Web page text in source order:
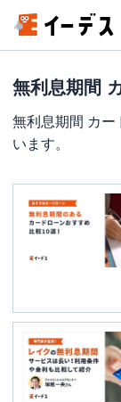
無利息期間
無利息期間 カー
います。